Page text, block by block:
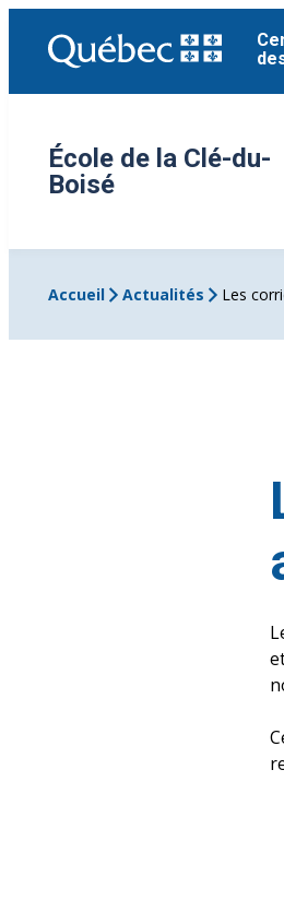
contenu
École de la Clé-du-
Boisé
Accueil Actualités Les